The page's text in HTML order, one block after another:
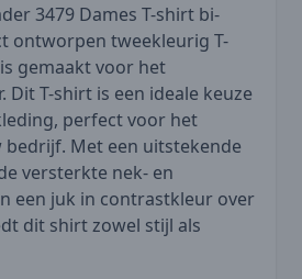
3479 Dames T-shirt bi-
ontworpen tweekleurig T-
gemaakt voor het
T-shirt is een ideale keuze
perfect voor het
Met een uitstekende
versterkte nek- en
een juk in contrastkleur over
dit shirt zowel stijl als